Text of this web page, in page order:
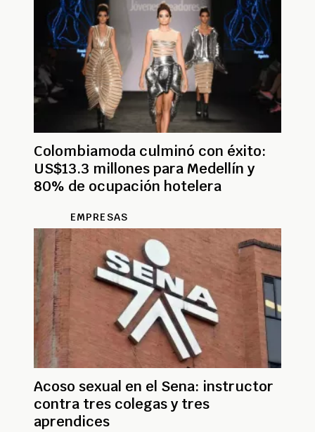
Colombiamoda culminó con éxito:
US$13.3 millones para Medellín y
80% de ocupación hotelera
EMPRESAS
Acoso sexual en el Sena: instructor
contra tres colegas y tres
aprendices